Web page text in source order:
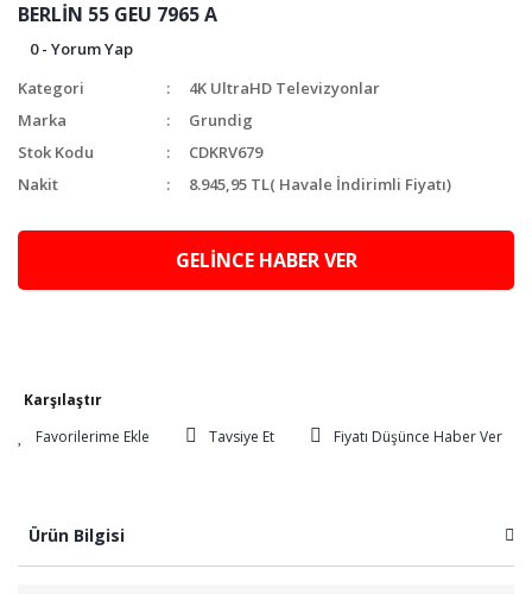
BERLİN 55 GEU 7965 A
0 - Yorum Yap
Kategori
4K UltraHD Televizyonlar
Marka
Grundig
Stok Kodu
CDKRV679
Nakit
8.945,95 TL( Havale İndirimli Fiyatı)
GELİNCE HABER VER
Karşılaştır
Tavsiye Et
Fiyatı Düşünce Haber Ver
Ürün Bilgisi